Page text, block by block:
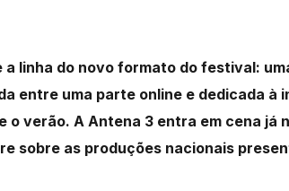
linha do novo formato do festival:
entre uma parte online e dedicada à
verão. A Antena 3 entra em cena já
sobre as produções nacionais